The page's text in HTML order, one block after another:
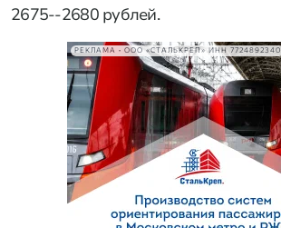
2675--2680 рублей.
РЕКЛАМА • ООО «СТАЛЬКРЕП» ИНН 7724892340